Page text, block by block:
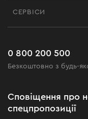
Чорна п'ятниця
Поширені запитання
СЕРВІСИ
0 800 200 500
Безкоштовно з будь-
Сповіщення про
спецпропозиції